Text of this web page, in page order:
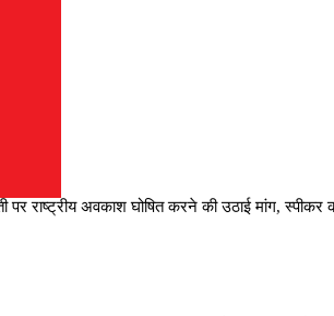
पर राष्ट्रीय अवकाश घोषित करने की उठाई मांग, स्पीकर